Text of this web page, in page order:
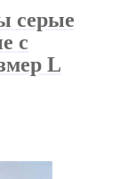
серые
с
L